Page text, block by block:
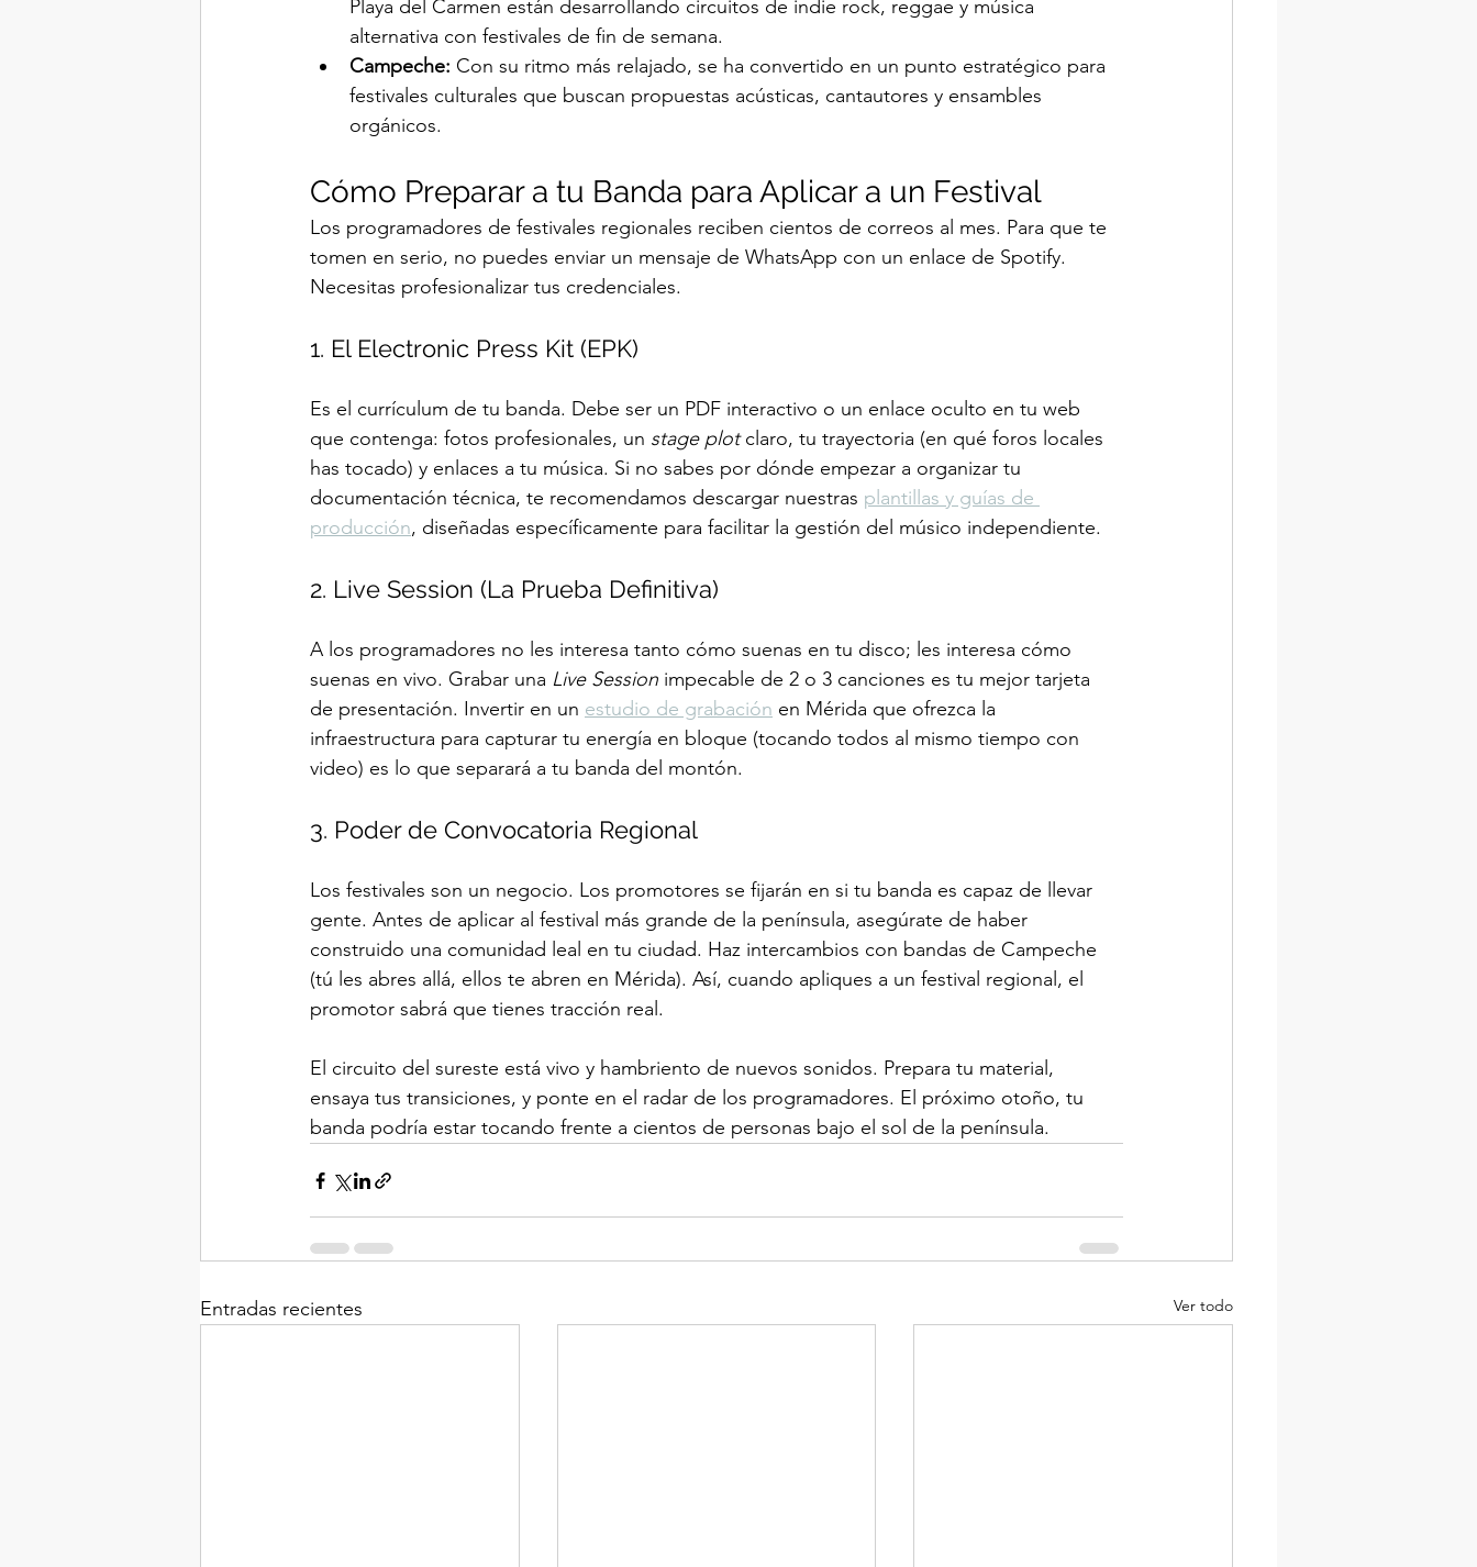
Playa del Carmen están desarrollando circuitos de indie rock, reggae y música
alternativa con festivales de fin de semana.
Campeche: Con su ritmo más relajado, se ha convertido en un punto estratégico para
festivales culturales que buscan propuestas acústicas, cantautores y ensambles
orgánicos.
Cómo Preparar a tu Banda para Aplicar a un Festival
Los programadores de festivales regionales reciben cientos de correos al mes. Para que te
tomen en serio, no puedes enviar un mensaje de WhatsApp con un enlace de Spotify.
Necesitas profesionalizar tus credenciales.
1. El Electronic Press Kit (EPK)
Es el currículum de tu banda. Debe ser un PDF interactivo o un enlace oculto en tu web
que contenga: fotos profesionales, un stage plot claro, tu trayectoria (en qué foros locales
has tocado) y enlaces a tu música. Si no sabes por dónde empezar a organizar tu
documentación técnica, te recomendamos descargar nuestras plantillas y guías de
producción, diseñadas específicamente para facilitar la gestión del músico independiente.
2. Live Session (La Prueba Definitiva)
A los programadores no les interesa tanto cómo suenas en tu disco; les interesa cómo
suenas en vivo. Grabar una Live Session impecable de 2 o 3 canciones es tu mejor tarjeta
de presentación. Invertir en un estudio de grabación en Mérida que ofrezca la
infraestructura para capturar tu energía en bloque (tocando todos al mismo tiempo con
video) es lo que separará a tu banda del montón.
3. Poder de Convocatoria Regional
Los festivales son un negocio. Los promotores se fijarán en si tu banda es capaz de llevar
gente. Antes de aplicar al festival más grande de la península, asegúrate de haber
construido una comunidad leal en tu ciudad. Haz intercambios con bandas de Campeche
(tú les abres allá, ellos te abren en Mérida). Así, cuando apliques a un festival regional, el
promotor sabrá que tienes tracción real.
El circuito del sureste está vivo y hambriento de nuevos sonidos. Prepara tu material,
ensaya tus transiciones, y ponte en el radar de los programadores. El próximo otoño, tu
banda podría estar tocando frente a cientos de personas bajo el sol de la península.
Entradas recientes Ver todo